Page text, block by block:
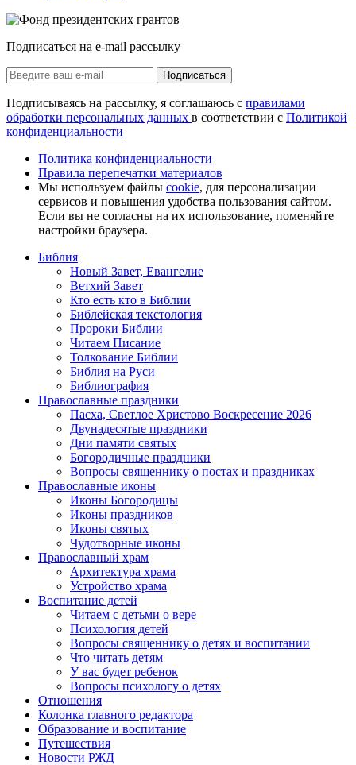
Подписаться на e-mail рассылку
Подписаться
Подписываясь на рассылку, я соглашаюсь с правилами
обработки персональных данных в соответствии с Политикой
конфиденциальности
Политика конфиденциальности
Правила перепечатки материалов
Мы используем файлы cookie, для персонализации
сервисов и повышения удобства пользования сайтом.
Если вы не согласны на их использование, поменяйте
настройки браузера.
Библия
Новый Завет, Евангелие
Ветхий Завет
Кто есть кто в Библии
Библейская текстология
Пророки Библии
Читаем Писание
Толкование Библии
Библия на Руси
Библиография
Православные праздники
Пасха, Светлое Христово Воскресение 2026
Двунадесятые праздники
Дни памяти святых
Богородичные праздники
Вопросы священнику о постах и праздниках
Православные иконы
Иконы Богородицы
Иконы праздников
Иконы святых
Чудотворные иконы
Православный храм
Архитектура храма
Устройство храма
Воспитание детей
Читаем с детьми о вере
Психология детей
Вопросы священнику о детях и воспитании
Что читать детям
У вас будет ребенок
Вопросы психологу о детях
Отношения
Колонка главного редактора
Образование и воспитание
Путешествия
Новости РЖД